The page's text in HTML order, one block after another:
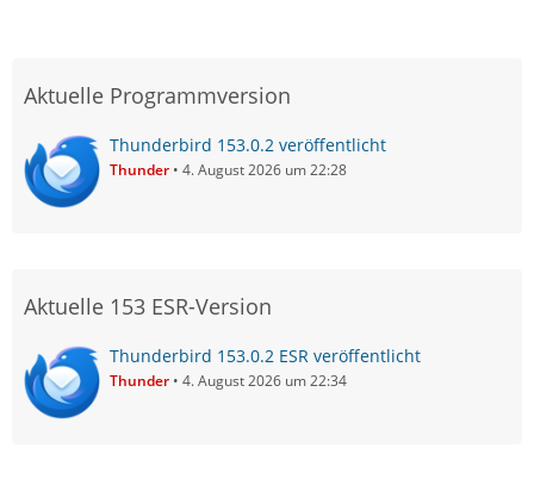
Aktuelle Programmversion
Thunderbird 153.0.2 veröffentlicht
Thunder 4. August 2026 um 22:28
Aktuelle 153 ESR-Version
Thunderbird 153.0.2 ESR veröffentlicht
Thunder 4. August 2026 um 22:34